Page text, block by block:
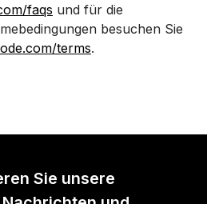
faqs und für die
besuchen Sie
terms.
Sie unsere